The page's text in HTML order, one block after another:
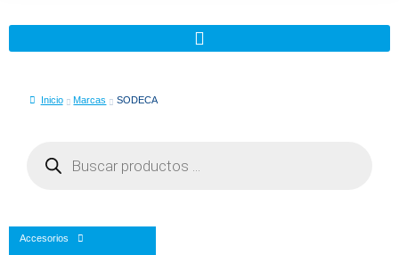
Inicio Marcas SODECA
Accesorios